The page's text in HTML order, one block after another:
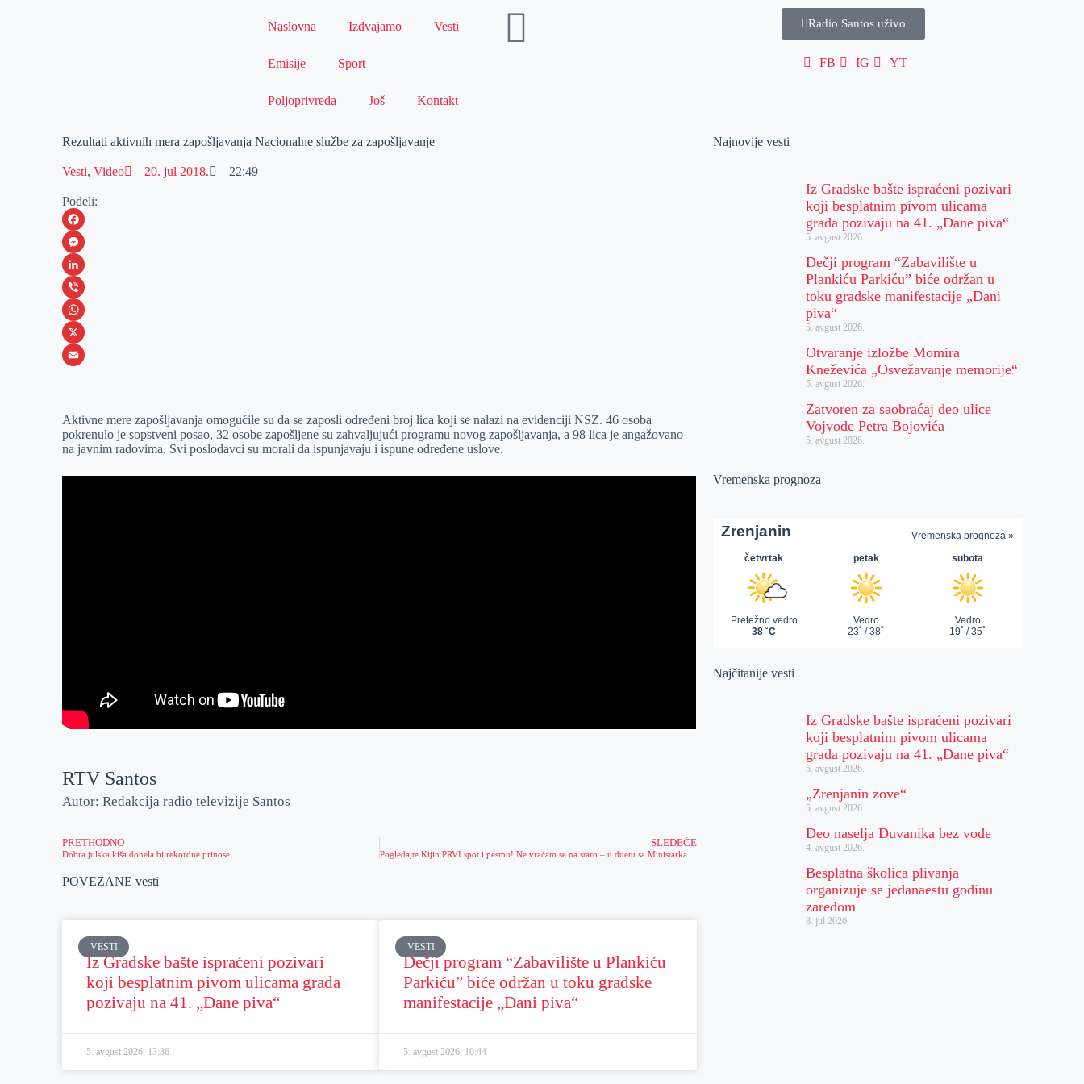
Naslovna Izdvajamo Vesti
Emisije Sport
Poljoprivreda Još Kontakt
Radio Santos uživo
FB IG YT
Rezultati aktivnih mera zapošljavanja Nacionalne službe za zapošljavanje
Vesti,Video 20. jul 2018. 22:49
Podeli:
F
a
c
e
b
o
M
e
s
s
e
e
r
L
i
n
k
I
n
V
i
b
W
h
s
A
X
a
i
Aktivne mere zapošljavanja omogućile su da se zaposli određeni broj lica koji se nalazi na evidenciji NSZ. 46 osoba
pokrenulo je sopstveni posao, 32 osobe zapošljene su zahvaljujući programu novog zapošljavanja, a 98 lica je angažovano
na javnim radovima. Svi poslodavci su morali da ispunjavaju i ispune određene uslove.
RTV Santos
Autor: Redakcija radio televizije Santos
PRETHODNO
Dobra julska kiša donela bi rekordne prinose
SLEDEĆE
Pogledajte Kijin PRVI spot i pesmu! Ne vraćam se na staro – u duetu sa Ministarkama (VIDEO)
POVEZANE vesti
VESTI
Iz Gradske bašte ispraćeni pozivari
koji besplatnim pivom ulicama grada
pozivaju na 41. „Dane piva“
5. avgust 2026. 13:36
VESTI
Dečji program “Zabavilište u Plankiću
Parkiću” biće održan u toku gradske
manifestacije „Dani piva“
5. avgust 2026. 10:44
Najnovije vesti
Iz Gradske bašte ispraćeni pozivari
koji besplatnim pivom ulicama
grada pozivaju na 41. „Dane piva“
5. avgust 2026.
Dečji program “Zabavilište u
Plankiću Parkiću” biće održan u
toku gradske manifestacije „Dani
piva“
5. avgust 2026.
Otvaranje izložbe Momira
Kneževića „Osvežavanje memorije“
5. avgust 2026.
Zatvoren za saobraćaj deo ulice
Vojvode Petra Bojovića
5. avgust 2026.
Vremenska prognoza
Najčitanije vesti
Iz Gradske bašte ispraćeni pozivari
koji besplatnim pivom ulicama
grada pozivaju na 41. „Dane piva“
5. avgust 2026.
„Zrenjanin zove“
5. avgust 2026.
Deo naselja Duvanika bez vode
4. avgust 2026.
Besplatna školica plivanja
organizuje se jedanaestu godinu
zaredom
8. jul 2026.